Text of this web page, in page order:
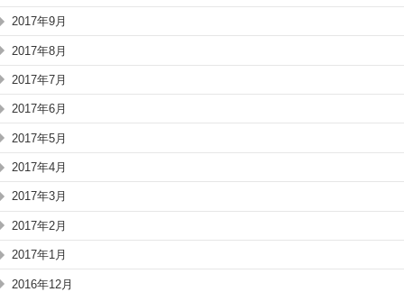
2017年9月
2017年8月
2017年7月
2017年6月
2017年5月
2017年4月
2017年3月
2017年2月
2017年1月
2016年12月